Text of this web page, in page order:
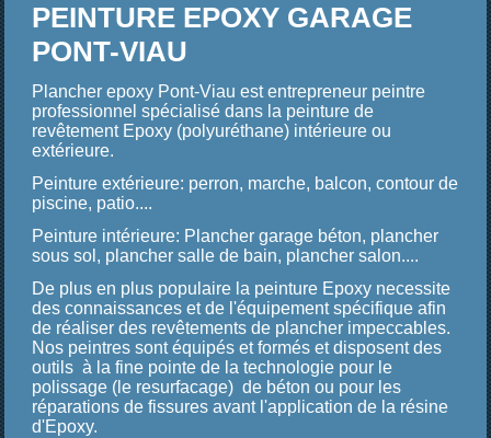
PEINTURE EPOXY GARAGE
PONT-VIAU
Plancher epoxy Pont-Viau est entrepreneur peintre
professionnel spécialisé dans la peinture de
revêtement Epoxy (polyuréthane) intérieure ou
extérieure.
Peinture extérieure: perron, marche, balcon, contour de
piscine, patio....
Peinture intérieure: Plancher garage béton, plancher
sous sol, plancher salle de bain, plancher salon....
De plus en plus populaire la peinture Epoxy necessite
des connaissances et de l'équipement spécifique afin
de réaliser des revêtements de plancher impeccables.
Nos peintres sont équipés et formés et disposent des
outils à la fine pointe de la technologie pour le
polissage (le resurfacage) de béton ou pour les
réparations de fissures avant l'application de la résine
d'Epoxy.